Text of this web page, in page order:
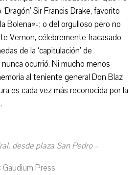
Sir Francis Drake, favorito
Bolena»-; o del orgulloso pero no
Vernon, célebremente fracasado
de la ‘capitulación’ de
ocurrió. Ni mucho menos
al teniente general Don Blaz
es cada vez más reconocida por la
desde plaza San Pedro –
Gaudium Press